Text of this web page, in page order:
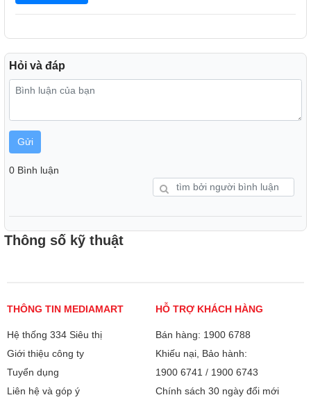
Một trong những ưu điểm nổi bật của Đèn Bàn Điện Quang DQ
điều chỉnh góc độ chiếu sáng theo nhu cầu sử dụng. Tính năng
này đặc biệt hữu ích khi bạn cần ánh sáng tập trung cho các hoạt
động như đọc sách, sửa chữa các thiết bị điện tử, hay thực hiện
các công việc yêu cầu độ chính xác cao. Sự linh hoạt trong điều
Hỏi và đáp
Gửi
0 Bình luận
Thông số kỹ thuật
THÔNG TIN MEDIAMART
Hệ thống 334 Siêu thị
Giới thiệu công ty
Tuyển dụng
Liên hệ và góp ý
HỖ TRỢ KHÁCH HÀNG
Bán hàng: 1900 6788
Khiếu nại, Bảo hành:
1900 6741 / 1900 6743
Chính sách 30 ngày đổi mới